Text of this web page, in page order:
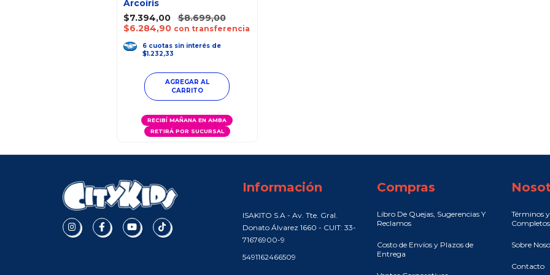
Arcoíris
$7.394,00
$8.699,00
$6.284,90 con transferencia
6 cuotas sin interés de
$1.232,33
RECIBÍ MAÑANA EN AMBA
RETIRÁ POR SUCURSAL
Información
ISAKITO S.A - Av. Tte. Gral.
Donato Álvarez 1660 - CUIT: 33-
71676900-9
5491162466509
Compras
Libro De Quejas, Sugerencias Y
Reclamos
Costo de Envíos y Plazos de
Entrega
Términos
Sobre
Contacto